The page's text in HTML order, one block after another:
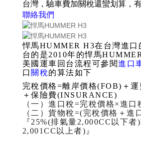
台灣，驗車費加關稅還蠻划算，
聯絡我們
悍馬HUMMER H3在台灣進口
台的是2010年的悍馬
美國運車回台流程可參閱進口
口 關稅的算法如下
完稅價格=離岸價格(FOB)＋
＋保險費(INSURANCE)
（一）進口稅=完稅價格×進口
（二）貨物稅=(完稅價格＋進
『25%(排氣量2,000CC以下者)
2,001CC以上者)』